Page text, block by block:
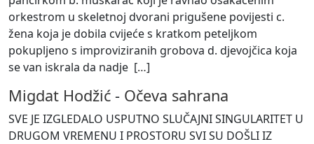
orkestrom u skeletnoj dvorani prigušene povijesti c.
žena koja je dobila cvijeće s kratkom peteljkom
pokupljeno s improviziranih grobova d. djevojčica koja
se van iskrala da nadje […]
Migdat Hodžić - Očeva sahrana
SVE JE IZGLEDALO USPUTNO SLUČAJNI SINGULARITET U
DRUGOM VREMENU I PROSTORU SVI SU DOŠLI IZ